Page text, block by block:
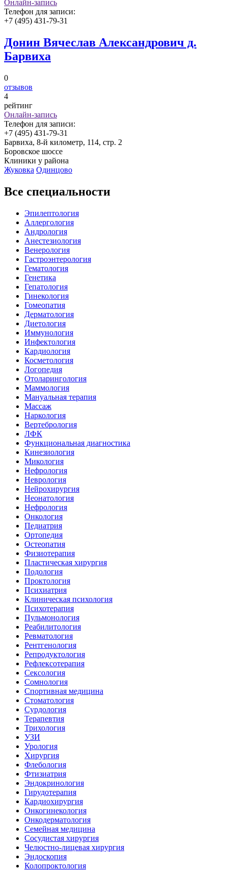
Онлайн-запись
Телефон для записи:
+7 (495) 431-79-31
Донин Вячеслав Александрович д.
Барвиха
0
отзывов
4
рейтинг
Онлайн-запись
Телефон для записи:
+7 (495) 431-79-31
Барвиха, 8-й километр, 114, стр. 2
Боровское шоссе
Клиники у района
Жуковка Одинцово
Все специальности
Эпилептология
Аллергология
Андрология
Анестезиология
Венерология
Гастроэнтерология
Гематология
Генетика
Гепатология
Гинекология
Гомеопатия
Дерматология
Диетология
Иммунология
Инфектология
Кардиология
Косметология
Логопедия
Отоларингология
Маммология
Мануальная терапия
Массаж
Наркология
Вертебрология
ЛФК
Функциональная диагностика
Кинезиология
Микология
Нефрология
Неврология
Нейрохирургия
Неонатология
Нефрология
Онкология
Педиатрия
Ортопедия
Остеопатия
Физиотерапия
Пластическая хирургия
Подология
Проктология
Психиатрия
Клиническая психология
Психотерапия
Пульмонология
Реабилитология
Ревматология
Рентгенология
Репродуктология
Рефлексотерапия
Сексология
Сомнология
Спортивная медицина
Стоматология
Сурдология
Терапевтия
Трихология
УЗИ
Урология
Хирургия
Флебология
Фтизиатрия
Эндокринология
Гирудотерапия
Кардиохирургия
Онкогинекология
Онкодерматология
Семейная медицина
Сосудистая хирургия
Челюстно-лицевая хирургия
Эндоскопия
Колопроктология